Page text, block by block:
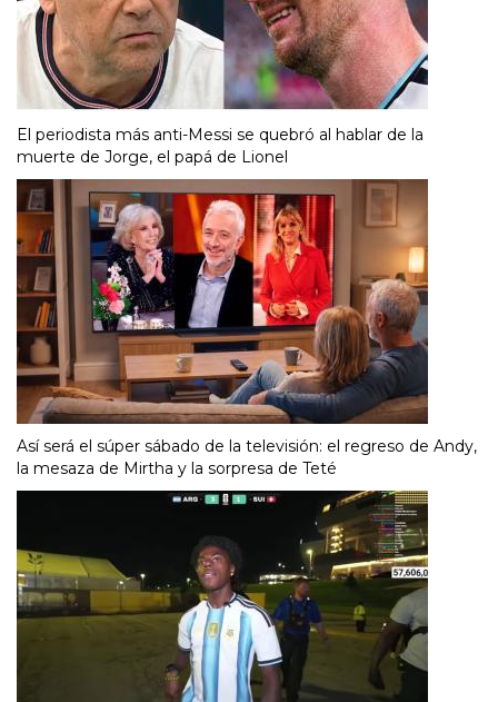
El periodista más anti-Messi se quebró al hablar de la
muerte de Jorge, el papá de Lionel
Así será el súper sábado de la televisión: el regreso de Andy,
la mesaza de Mirtha y la sorpresa de Teté